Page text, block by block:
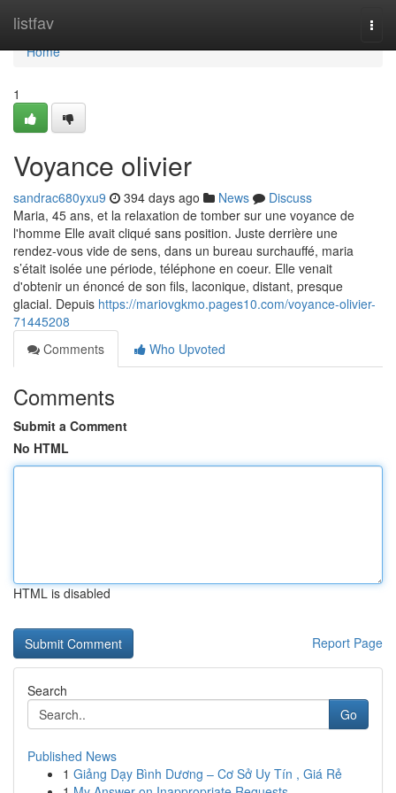
listfav
Home
Home
1
Voyance olivier
sandrac680yxu9 394 days ago News
Discuss
Maria, 45 ans, et la relaxation de tomber sur une voyance de
l'homme Elle avait cliqué sans position. Juste derrière une
rendez-vous vide de sens, dans un bureau surchauffé, maria
s’était isolée une période, téléphone en coeur. Elle venait
d'obtenir un énoncé de son fils, laconique, distant, presque
glacial. Depuis https://mariovgkmo.pages10.com/voyance-olivier-
71445208
Comments
Who Upvoted
Comments
Submit a Comment
No HTML
HTML is disabled
Report Page
Search
Go
Published News
1 Giảng Dạy Bình Dương – Cơ Sở Uy Tín , Giá Rẻ